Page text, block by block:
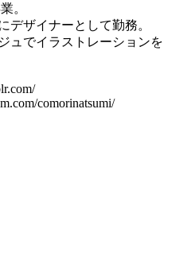
。
デザイナーとして勤務。
ュでイラストレーションを
comorinatsumi/